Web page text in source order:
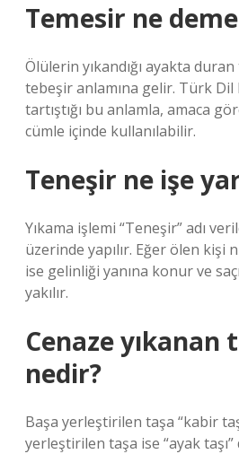
Temesir ne
Ölülerin yıkandığı ayakta
tebeşir anlamına gelir. Türk Dil
tartıştığı bu anlamla, amaca
cümle içinde kullanılabilir.
Teneşir ne işe
Yıkama işlemi “Teneşir” adı
üzerinde yapılır. Eğer ölen kişi
ise gelinliği yanına konur ve
yakılır.
Cenaze yıkanan
nedir?
Başa yerleştirilen taşa “kabir
yerleştirilen taşa ise “ayak taşı”